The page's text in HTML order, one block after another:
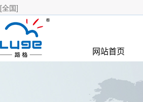
[全国]
网站首页